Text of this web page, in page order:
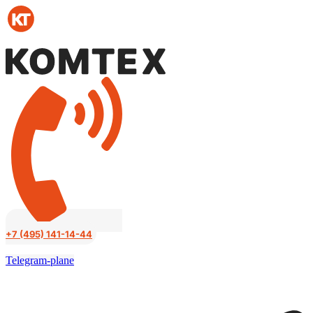
Перейти
к
содержимому
+7 (495) 141-14-44
Telegram-plane